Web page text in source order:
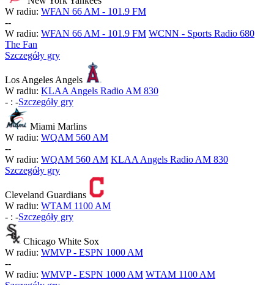
W radiu: WFAN 66 AM - 101.9 FM
--
W radiu: WFAN 66 AM - 101.9 FM WCNN - Sports Radio 680
The Fan
Szczegóły gry
Los Angeles Angels
W radiu: KLAA Angels Radio AM 830
- : -Szczegóły gry
Miami Marlins
W radiu: WQAM 560 AM
--
W radiu: WQAM 560 AM KLAA Angels Radio AM 830
Szczegóły gry
Cleveland Guardians
W radiu: WTAM 1100 AM
- : -Szczegóły gry
Chicago White Sox
W radiu: WMVP - ESPN 1000 AM
--
W radiu: WMVP - ESPN 1000 AM WTAM 1100 AM